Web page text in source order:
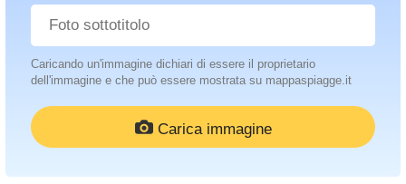
Caricando un'immagine dichiari di essere il proprietario
dell'immagine e che può essere mostrata su mappaspiagge.it
Carica immagine